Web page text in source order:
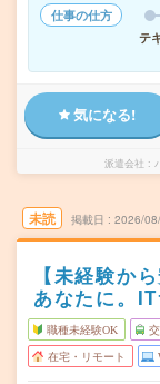
仕事の仕方
テ
気になる!
派遣会社
未読 掲載日 2026/
【未経験か
あなたに。
職種未経験OK
在宅・リモート